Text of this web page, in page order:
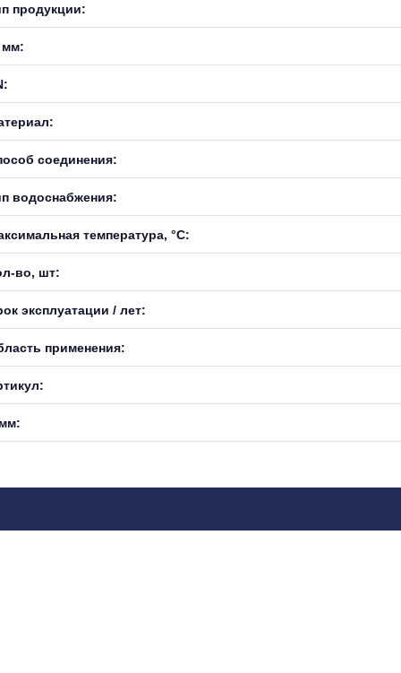
продукции:
мм:
соединения:
водоснабжения:
температура, °С:
во, шт:
эксплуатации / лет:
применения: